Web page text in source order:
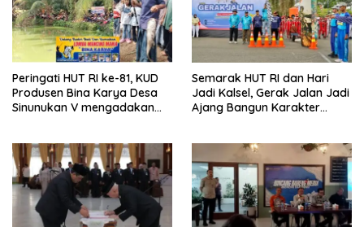
Peringati HUT RI ke-81, KUD
Produsen Bina Karya Desa
Sinunukan V mengadakan
Semarak HUT RI dan Hari
Jadi Kalsel, Gerak Jalan Jadi
Ajang Bangun Karakter